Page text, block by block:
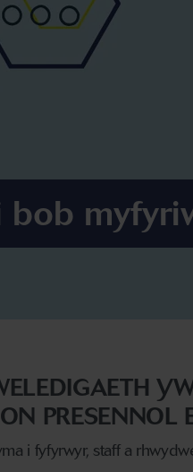
bob
i fyfyrwyr, staff a